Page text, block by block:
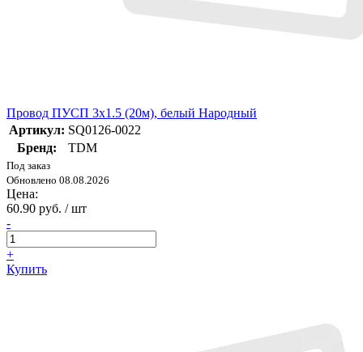
Провод ПУСП 3х1.5 (20м), белый Народный
Артикул: SQ0126-0022
Бренд:
TDM
Под заказ
Обновлено 08.08.2026
Цена:
60.90 руб. / шт
-
+
Купить